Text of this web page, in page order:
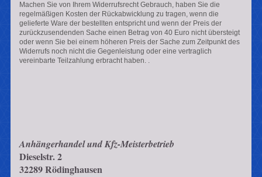
Machen Sie von Ihrem Widerrufsrecht Gebrauch, haben Sie die
regelmäßigen Kosten der Rückabwicklung zu tragen, wenn die
gelieferte Ware der bestellten entspricht und wenn der Preis der
zurückzusendenden Sache einen Betrag von 40 Euro nicht übersteigt
oder wenn Sie bei einem höheren Preis der Sache zum Zeitpunkt des
Widerrufs noch nicht die Gegenleistung oder eine vertraglich
vereinbarte Teilzahlung erbracht haben. .
Anhängerhandel und Kfz-Meisterbetrieb
Dieselstr.2
32289Rödinghausen